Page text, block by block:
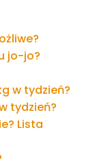
jo-jo?
w tydzień?
tydzień?
Lista